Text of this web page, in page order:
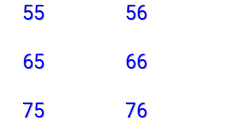
55 56
65 66
75 76